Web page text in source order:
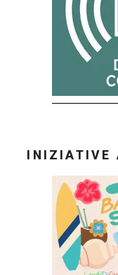
INIZIATIVE